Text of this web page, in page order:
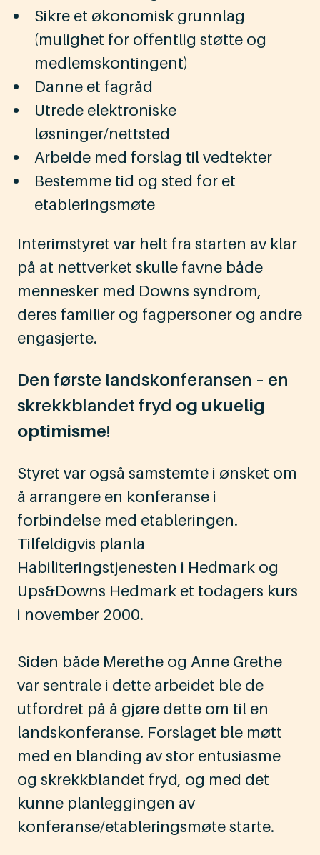
Sikre et økonomisk grunnlag
(mulighet for offentlig støtte og
medlemskontingent)
Danne et fagråd
Utrede elektroniske
løsninger/nettsted
Arbeide med forslag til vedtekter
Bestemme tid og sted for et
etableringsmøte
Interimstyret var helt fra starten av klar
på at nettverket skulle favne både
mennesker med Downs syndrom,
deres familier og fagpersoner og andre
engasjerte.
Den første landskonferansen – en
skrekkblandet fryd og ukuelig
optimisme!
Styret var også samstemte i ønsket om
å arrangere en konferanse i
forbindelse med etableringen.
Tilfeldigvis planla
Habiliteringstjenesten i Hedmark og
Ups&Downs Hedmark et todagers kurs
i november 2000.
Siden både Merethe og Anne Grethe
var sentrale i dette arbeidet ble de
utfordret på å gjøre dette om til en
landskonferanse. Forslaget ble møtt
med en blanding av stor entusiasme
og skrekkblandet fryd, og med det
kunne planleggingen av
konferanse/etableringsmøte starte.